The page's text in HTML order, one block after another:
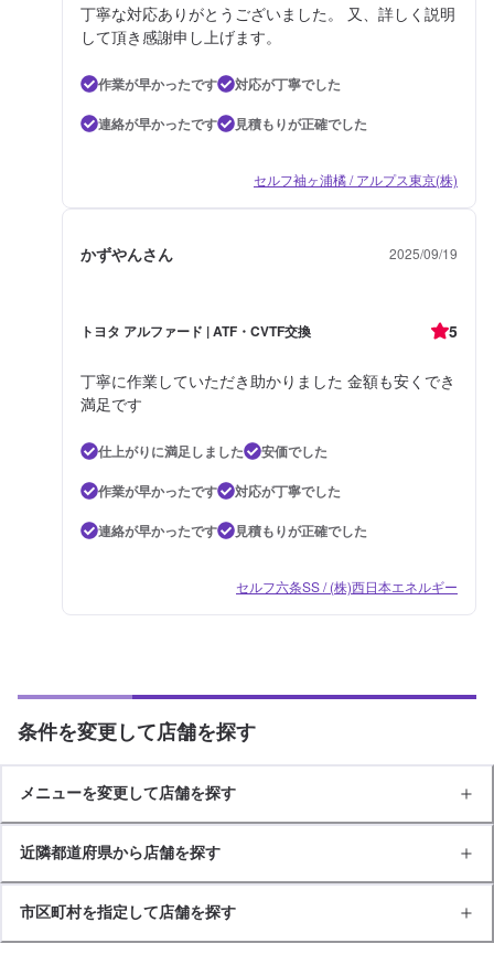
丁寧な対応ありがとうございました。 又、詳しく説明
して頂き感謝申し上げます。
作業が早かったです
対応が丁寧でした
連絡が早かったです
見積もりが正確でした
セルフ袖ヶ浦橘 / アルプス東京(株)
かずやんさん 2025/09/19
トヨタ アルファード | ATF・CVTF交換 5
丁寧に作業していただき助かりました 金額も安くでき
満足です
仕上がりに満足しました
安価でした
作業が早かったです
対応が丁寧でした
連絡が早かったです
見積もりが正確でした
セルフ六条SS / (株)西日本エネルギー
条件を変更して店舗を探す
メニューを変更して店舗を探す
近隣都道府県から店舗を探す
市区町村を指定して店舗を探す